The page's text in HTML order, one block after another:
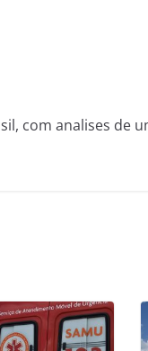
com analises de